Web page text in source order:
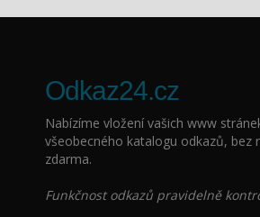
Odkaz24.cz
Nabízíme vložení vašich www
všeobecného katalogu odkazů, bez
zdarma.
Funkčnost odkazů pravidelně